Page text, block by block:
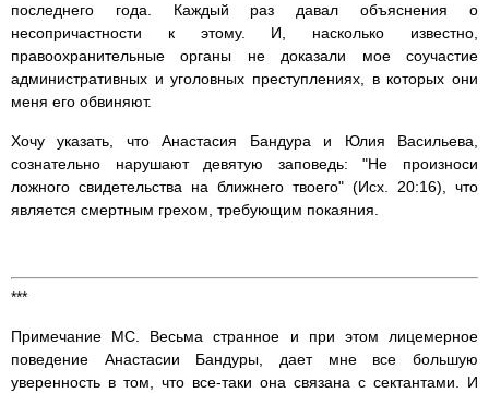
последнего года. Каждый раз давал объяснения о
несопричастности к этому. И, насколько известно,
правоохранительные органы не доказали мое соучастие
административных и уголовных преступлениях, в которых они
меня его обвиняют.
Хочу указать, что Анастасия Бандура и Юлия Васильева,
сознательно нарушают девятую заповедь: "Не произноси
ложного свидетельства на ближнего твоего" (Исх. 20:16), что
является смертным грехом, требующим покаяния.
***
Примечание МС. Весьма странное и при этом лицемерное
поведение Анастасии Бандуры, дает мне все большую
уверенность в том, что все-таки она связана с сектантами. И